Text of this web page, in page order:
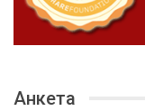
Анкета